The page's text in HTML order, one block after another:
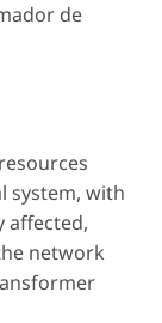
de
system, with
affected,
network